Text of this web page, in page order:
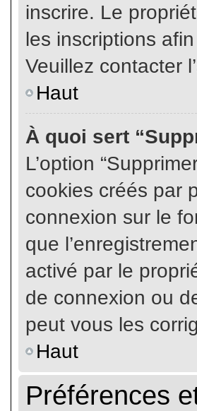
inscrire. Le
les inscriptions
Veuillez contacter
Haut
À quoi sert
L’option
cookies créés par
connexion sur le
que
activé par le
de connexion ou
peut vous les
Haut
Préférences